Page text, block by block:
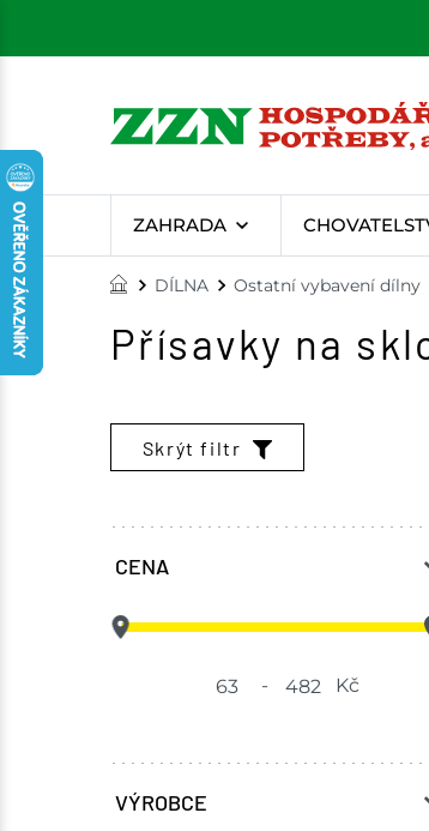
ZAHRADA
DÍLNA Ostatní vybavení dílny
Přísavky na
Skrýt filtr
CENA
- Kč
VÝROBCE